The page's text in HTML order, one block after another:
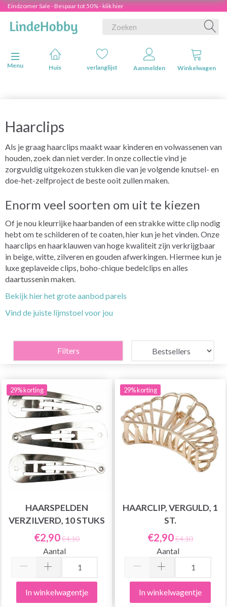
Eindzomer Sale - Bespaar tot 50% - klik hier
Navigatie in-/uitschakelen
Menu
Huis verlanglijst Aanmelden Winkelwagen
Haarclips
Als je graag haarclips maakt waar kinderen en volwassenen van
houden, zoek dan niet verder. In onze collectie vind je
zorgvuldig uitgekozen stukken die van je volgende knutsel- en
doe-het-zelfproject de beste ooit zullen maken.
Enorm veel soorten om uit te kiezen
Of je nou kleurrijke haarbanden of een strakke witte clip nodig
hebt om te schilderen of te coaten, hier kun je het vinden. Onze
haarclips en haarklauwen van hoge kwaliteit zijn verkrijgbaar
in beige, witte, zilveren en gouden afwerkingen. Hiermee kun je
luxe geplaveide clips, boho-chique bedelclips en alles
daartussenin maken.
Bekijk hier het grote aanbod parels
Vind de juiste lijmstoel voor jou
Filters
29% korting
HAARSPELDEN
VERZILVERD, 10 STUKS
€2,90€4,10
Aantal
In winkelwagentje
29% korting
HAARCLIP, VERGULD, 1
ST.
€2,90€4,10
Aantal
In winkelwagentje